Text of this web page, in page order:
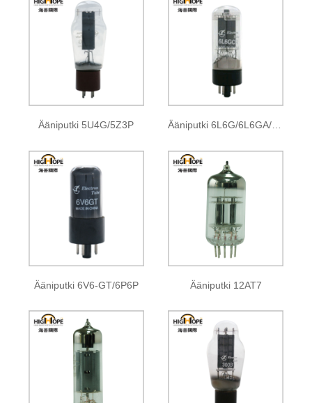
Ääniputki 5U4G/5Z3P
Ääniputki 6V6-GT/6P6P Ääniputki 12AT7